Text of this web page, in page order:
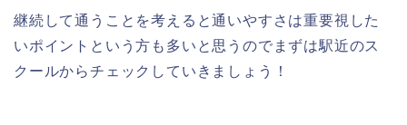
継続して通うことを考えると通いやすさは重要視した
いポイントという方も多いと思うのでまずは駅近のス
クールからチェックしていきましょう！